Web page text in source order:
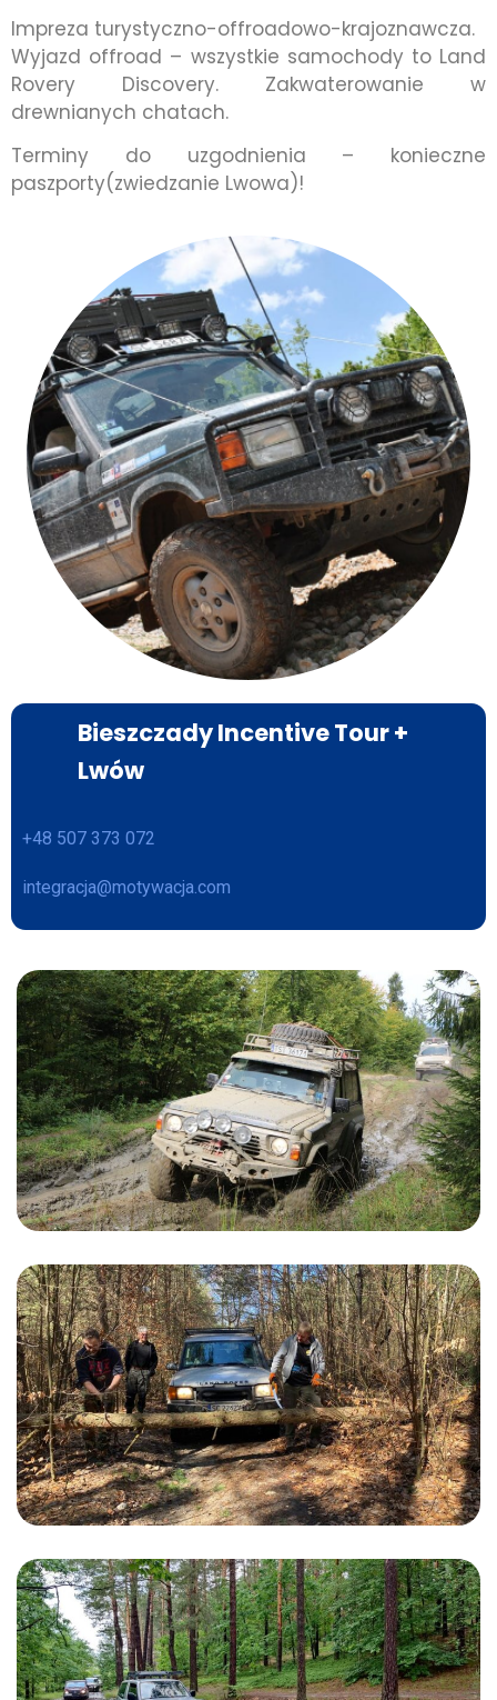
Impreza turystyczno-offroadowo-krajoznawcza.
Wyjazd offroad – wszystkie samochody to Land
Rovery Discovery. Zakwaterowanie w
drewnianych chatach.
Terminy do uzgodnienia – konieczne
paszporty(zwiedzanie Lwowa)!
Bieszczady Incentive Tour +
Lwów
+48 507 373 072
integracja@motywacja.com